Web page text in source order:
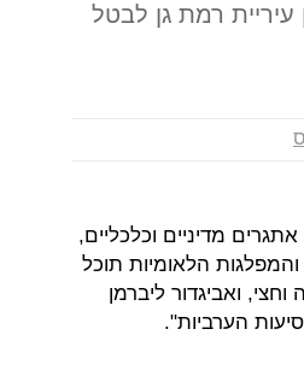
רמת גן לבטל
מדיניים וכלכליים,
הלאומיות תוכל
ואביגדור ליברמן
הערביות".